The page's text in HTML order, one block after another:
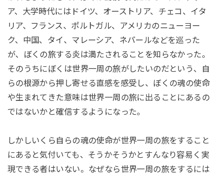
ア、大学時代にはドイツ、オーストリア、チェコ、イタ
リア、フランス、ポルトガル、アメリカのニューヨー
ク、中国、タイ、マレーシア、ネパールなどを巡った
が、ぼくの旅する炎は満たされることを知らなかった。
そのうちにぼくは世界一周の旅がしたいのだという、自
らの根源から押し寄せる直感を感受し、ぼくの魂の使命
や生まれてきた意味は世界一周の旅に出ることにあるの
ではないかと確信するようになった。
しかしいくら自らの魂の使命が世界一周の旅をすること
にあると気付いても、そうかそうかとすんなり容易く実
現できる者はいない。なぜなら世界一周の旅をするには